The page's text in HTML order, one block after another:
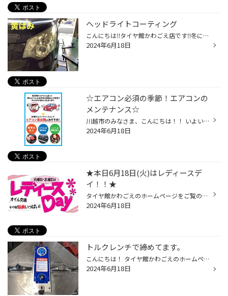
ヘッドライトコーティング
こんにちは‼︎タイヤ館かわごえ店です‼︎冬になり日が落ちるのも早くなりました。 ライトを使う時間が夏より長くなります。そこで、 ヘッドライトコーティングがオススメです‼︎ 車によっては、黄ばみ以外にも白く濁っているライトもあります‼︎ 作業内容は、初めにヘッドライトを水拭きし、汚れを落と...
2024年6月18日
☆エアコン必須の季節！エアコンの
メンテナンス☆
川越市のみなさま、こんにちは！！ いよいよ暑くなってきましたね・・・ 運転中もエアコンのスイッチを入れる事が多くなってきましたよね～ ご家庭のエアコンも本格的にフル稼働の季節を迎える前に フィルターのお掃除をしたり、ちゃんと冷えるかチェックしたり・・ エアコン屋さんも大忙しの時期で...
2024年6月18日
★本日6月18日(火)はレディースデ
イ！！★
タイヤ館かわごえのホームページをご覧の皆様 こんにちは・こんばんは！ ご覧いただき誠にありがとうございます！！ 毎週、火曜日と、木曜日は、レディースデイを開催しております。 女性の方ご来店で、オイル交換が通常価格よりお求めやすくなり、男性の方ご来店でも、女性の方と同伴であれば、レ...
2024年6月18日
トルクレンチで締めてます。
こんにちは！ タイヤ館かわごえのホームページをご覧いただきありがとうございます。 タイヤ館ではトルクレンチの数値をチェックする トルクチェッカーを使用してトルクレンチを しっかり管理しています！ 早速紹介していきます！ このトルクチェッカーを使って トルクレンチの締め付けトルクが正常...
2024年6月18日